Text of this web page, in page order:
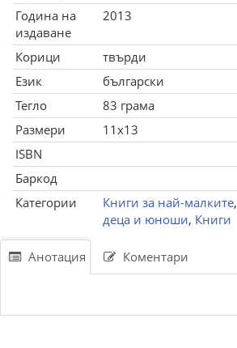
Година на
издаване
2013
Корици
твърди
Език
български
Тегло
83 грама
Размери
11x13
ISBN
Баркод
Категории
Книги за най-малките,
деца и юноши, Книги
Анотация Коментари